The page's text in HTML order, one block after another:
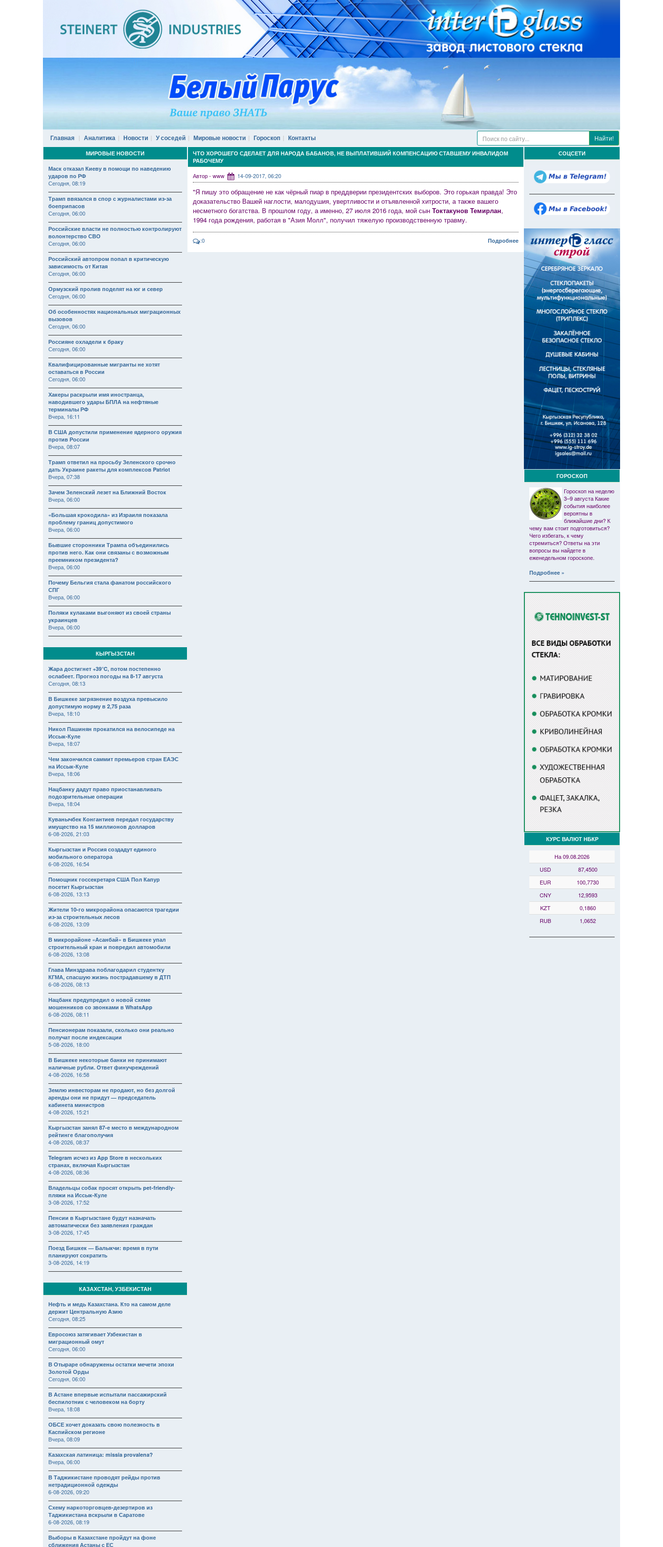
Главная Аналитика Новости У соседей Мировые новости Гороскоп Контакты Найти!
ЧТО ХОРОШЕГО СДЕЛАЕТ ДЛЯ НАРОДА БАБАНОВ, НЕ ВЫПЛАТИВШИЙ КОМПЕНСАЦИЮ СТАВШЕМУ ИНВАЛИДОМ
РАБОЧЕМУ
Автор - www 14-09-2017, 06:20
"Я пишу это обращение не как чёрный пиар в преддверии президентских выборов. Это горькая правда! Это
доказательство Вашей наглости, малодушия, увертливости и отъявленной хитрости, а также вашего
несметного богатства. В прошлом году, а именно, 27 июля 2016 года, мой сын Токтакунов Темирлан,
1994 года рождения, работая в "Азия Молл", получил тяжелую производственную травму.
:0 Подробнее
МИРОВЫЕ НОВОСТИ
Маск отказал Киеву в помощи по наведению
ударов по РФ
Сегодня, 08:19
Трамп ввязался в спор с журналистами из-за
боеприпасов
Сегодня, 06:00
Российские власти не полностью контролируют
волонтерство СВО
Сегодня, 06:00
Российский автопром попал в критическую
зависимость от Китая
Сегодня, 06:00
Ормузский пролив поделят на юг и север
Сегодня, 06:00
Об особенностях национальных миграционных
вызовов
Сегодня, 06:00
Россияне охладели к браку
Сегодня, 06:00
Квалифицированные мигранты не хотят
оставаться в России
Сегодня, 06:00
Хакеры раскрыли имя иностранца,
наводившего удары БПЛА на нефтяные
терминалы РФ
Вчера, 16:11
В США допустили применение ядерного оружия
против России
Вчера, 08:07
Трамп ответил на просьбу Зеленского срочно
дать Украине ракеты для комплексов Patriot
Вчера, 07:38
Зачем Зеленский лезет на Ближний Восток
Вчера, 06:00
«Большая крокодила» из Израиля показала
проблему границ допустимого
Вчера, 06:00
Бывшие сторонники Трампа объединились
против него. Как они связаны с возможным
преемником президента?
Вчера, 06:00
Почему Бельгия стала фанатом российского
СПГ
Вчера, 06:00
Поляки кулаками выгоняют из своей страны
украинцев
Вчера, 06:00
КЫРГЫЗСТАН
Жара достигнет +39°C, потом постепенно
ослабеет. Прогноз погоды на 8-17 августа
Сегодня, 08:13
В Бишкеке загрязнение воздуха превысило
допустимую норму в 2,75 раза
Вчера, 18:10
Никол Пашинян прокатился на велосипеде на
Иссык-Куле
Вчера, 18:07
Чем закончился саммит премьеров стран ЕАЭС
на Иссык-Куле
Вчера, 18:06
Нацбанку дадут право приостанавливать
подозрительные операции
Вчера, 18:04
Куванычбек Конгантиев передал государству
имущество на 15 миллионов долларов
6-08-2026, 21:03
Кыргызстан и Россия создадут единого
мобильного оператора
6-08-2026, 16:54
Помощник госсекретаря США Пол Капур
посетит Кыргызстан
6-08-2026, 13:13
Жители 10-го микрорайона опасаются трагедии
из-за строительных лесов
6-08-2026, 13:09
В микрорайоне «Асанбай» в Бишкеке упал
строительный кран и повредил автомобили
6-08-2026, 13:08
Глава Минздрава поблагодарил студентку
КГМА, спасшую жизнь пострадавшему в ДТП
6-08-2026, 08:13
Нацбанк предупредил о новой схеме
мошенников со звонками в WhatsApp
6-08-2026, 08:11
Пенсионерам показали, сколько они реально
получат после индексации
5-08-2026, 18:00
В Бишкеке некоторые банки не принимают
наличные рубли. Ответ финучреждений
4-08-2026, 16:58
Землю инвесторам не продают, но без долгой
аренды они не придут — председатель
кабинета министров
4-08-2026, 15:21
Кыргызстан занял 87-е место в международном
рейтинге благополучия
4-08-2026, 08:37
Telegram исчез из App Store в нескольких
странах, включая Кыргызстан
4-08-2026, 08:36
Владельцы собак просят открыть pet-friendly-
пляжи на Иссык-Куле
3-08-2026, 17:52
Пенсии в Кыргызстане будут назначать
автоматически без заявления граждан
3-08-2026, 17:45
Поезд Бишкек — Балыкчи: время в пути
планируют сократить
3-08-2026, 14:19
КАЗАХСТАН, УЗБЕКИСТАН
Нефть и медь Казахстана. Кто на самом деле
держит Центральную Азию
Сегодня, 08:25
Евросоюз затягивает Узбекистан в
миграционный омут
Сегодня, 06:00
В Отыраре обнаружены остатки мечети эпохи
Золотой Орды
Сегодня, 06:00
В Астане впервые испытали пассажирский
беспилотник с человеком на борту
Вчера, 18:08
ОБСЕ хочет доказать свою полезность в
Каспийском регионе
Вчера, 08:09
Казахская латиница: missia provalena?
Вчера, 06:00
В Таджикистане проводят рейды против
нетрадиционной одежды
6-08-2026, 09:20
Схему наркоторговцев-дезертиров из
Таджикистана вскрыли в Саратове
6-08-2026, 08:19
Выборы в Казахстане пройдут на фоне
сближения Астаны с ЕС
СОЦСЕТИ
ГОРОСКОП
Гороскоп на неделю
3–9 августа Какие
события наиболее
вероятны в
ближайшие дни? К
чему вам стоит подготовиться?
Чего избегать, к чему
стремиться? Ответы на эти
вопросы вы найдете в
еженедельном гороскопе.
Подробнее »
КУРС ВАЛЮТ НБКР
На 09.08.2026
USD
87,4500
EUR
100,7730
CNY
12,9593
KZT
0,1860
RUB
1,0652